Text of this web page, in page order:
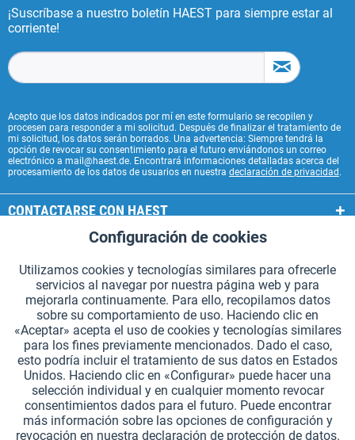
¡Suscríbase a nuestro boletín HAEST para siempre estar al
corriente!
Acepto que los datos indicados por mí en este formulario se recopilen y
procesen para responder a mi solicitud. Después de finalizar el tratamiento de
mi solicitud, los datos serán borrados. Una advertencia: Siempre tendrá la
opción de revocar su consentimiento para el futuro enviándonos un correo
electrónico a mail@haest.de. Encontrará informaciones detalladas acerca del
procesamiento de los datos de usuarios en nuestra declaración de privacidad .
CONTACTARSE CON HAEST
SERVICIOS HAEST
INFORMACIÓN GENERAL
MODOS DE PAGO
*Todos los precios incluyen IVA. Se añaden los gastos de envío..
Configuración de cookies Solicitar catálogos (en alemán)
Grabados láser en testigos Boletín ¿Quiénes somos? Ayuda
Contacto Envío y pago Devolución y reembolso
Funcionales Aktiv
Seguimiento Aktiv
Configuración de cookies
Utilizamos cookies y tecnologías similares para ofrecerle
servicios al navegar por nuestra página web y para
mejorarla continuamente. Para ello, recopilamos datos
sobre su comportamiento de uso. Haciendo clic en
«Aceptar» acepta el uso de cookies y tecnologías similares
para los fines previamente mencionados. Dado el caso,
esto podría incluir el tratamiento de sus datos en Estados
Unidos. Haciendo clic en «Configurar» puede hacer una
selección individual y en cualquier momento revocar
consentimientos dados para el futuro. Puede encontrar
más información sobre las opciones de configuración y
revocación en nuestra declaración de protección de datos.